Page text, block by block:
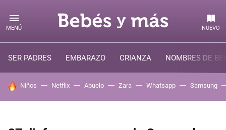
MENÚ NUEVO
SER PADRES EMBARAZO CRIANZA NOMBRES DE
HOY SE HABLA DE
Niños Netflix Abuelo Zara Whatsapp Samsung